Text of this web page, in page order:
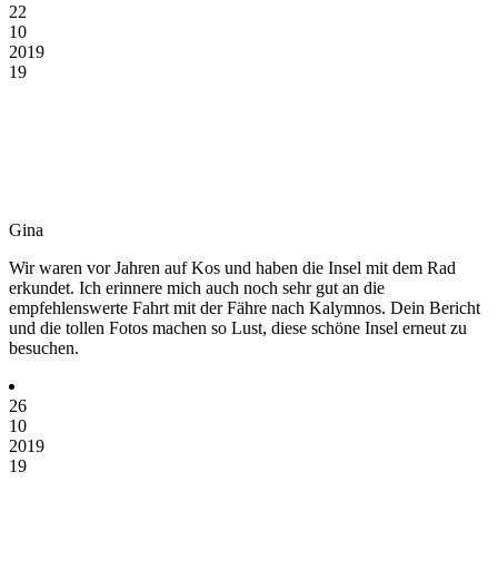
22
10
2019
19
Gina
Wir waren vor Jahren auf Kos und haben die Insel mit dem Rad
erkundet. Ich erinnere mich auch noch sehr gut an die
empfehlenswerte Fahrt mit der Fähre nach Kalymnos. Dein Bericht
und die tollen Fotos machen so Lust, diese schöne Insel erneut zu
besuchen.
26
10
2019
19